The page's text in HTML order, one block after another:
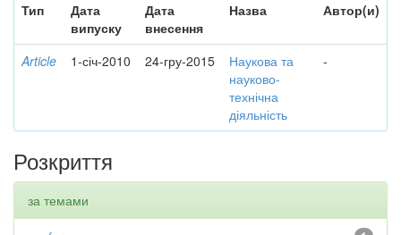
Тип
Дата
випуску
Дата
внесення
Назва Автор(и)
Article 1-січ-2010 24-гру-2015
Наукова та
науково-
технічна
діяльність
-
Розкриття
за темами